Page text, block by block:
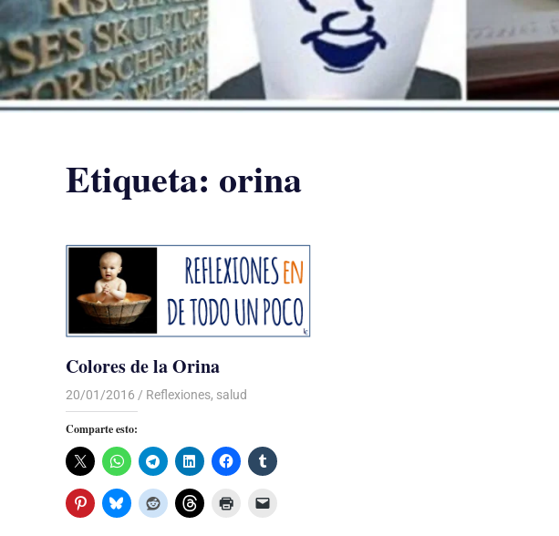
Etiqueta: orina
Colores de la Orina
20/01/2016 Luis Castellanos
Reflexiones, salud
Comparte esto: